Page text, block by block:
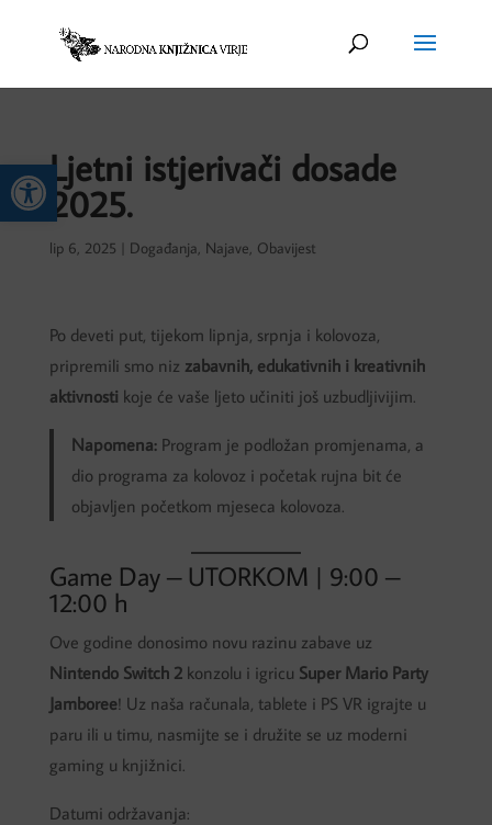
Open toolbar
Ljetni istjerivači dosade
2025.
lip 6, 2025 Događanja, Najave, Obavijest
Po deveti put, tijekom lipnja, srpnja i kolovoza,
pripremili smo niz zabavnih, edukativnih i kreativnih
aktivnosti koje će vaše ljeto učiniti još uzbudljivijim.
Napomena:Program je podložan promjenama, a
dio programa za kolovoz i početak rujna bit će
objavljen početkom mjeseca kolovoza.
Game Day – UTORKOM | 9:00 –
12:00 h
Ove godine donosimo novu razinu zabave uz
Nintendo Switch 2konzolu i igricu Super Mario Party
Jamboree! Uz naša računala, tablete i PS VR igrajte u
paru ili u timu, nasmijte se i družite se uz moderni
gaming u knjižnici.
Datumi održavanja: